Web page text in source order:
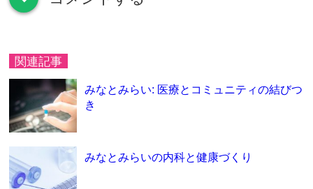
関連記事
みなとみらい: 医療とコミュニティの結びつ
き
みなとみらいの内科と健康づくり